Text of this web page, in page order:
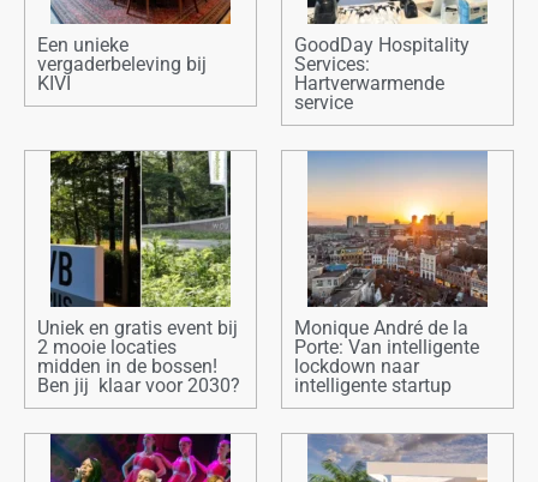
Een unieke
vergaderbeleving bij
KIVI
GoodDay Hospitality
Services:
Hartverwarmende
service
Uniek en gratis event bij
2 mooie locaties
midden in de bossen!
Ben jij klaar voor 2030?
Monique André de la
Porte: Van intelligente
lockdown naar
intelligente startup